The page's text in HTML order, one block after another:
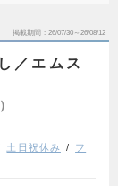
掲載期間 26/07/30～26/08/12
／エムス
土日祝休み
フ